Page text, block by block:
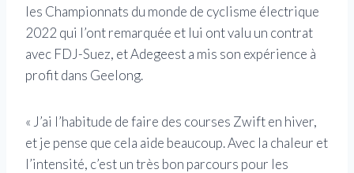
les Championnats du monde de cyclisme électrique
2022 qui l’ont remarquée et lui ont valu un contrat
avec FDJ-Suez, et Adegeest a mis son expérience à
profit dans Geelong.
« J’ai l’habitude de faire des courses Zwift en hiver,
et je pense que cela aide beaucoup. Avec la chaleur et
l’intensité, c’est un très bon parcours pour les